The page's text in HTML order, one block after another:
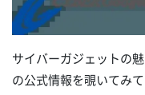
サイバーガジェットの
の公式情報を覗いてみて